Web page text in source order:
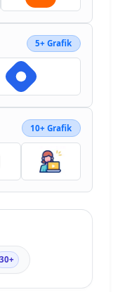
5+ Grafik
10+ Grafik
30+